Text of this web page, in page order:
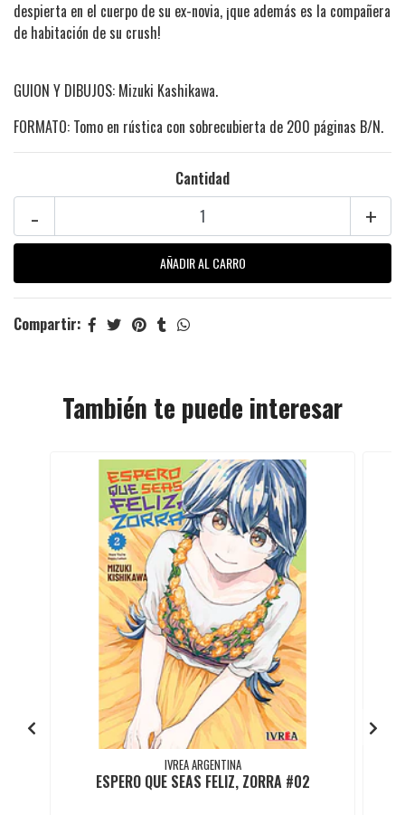
despierta en el cuerpo de su ex-novia, ¡que además es la compañera
de habitación de su crush!
GUION Y DIBUJOS: Mizuki Kashikawa.
FORMATO: Tomo en rústica con sobrecubierta de 200 páginas B/N.
Cantidad
+
-
Compartir:
También te puede interesar
IVREA ARGENTINA
ESPERO QUE SEAS FELIZ, ZORRA #02